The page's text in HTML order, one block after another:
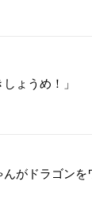
ょうめ！」
がドラゴンを